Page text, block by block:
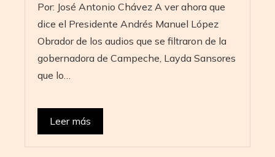
Por: José Antonio Chávez A ver ahora que
dice el Presidente Andrés Manuel López
Obrador de los audios que se filtraron de la
gobernadora de Campeche, Layda Sansores
que lo…
Leer más